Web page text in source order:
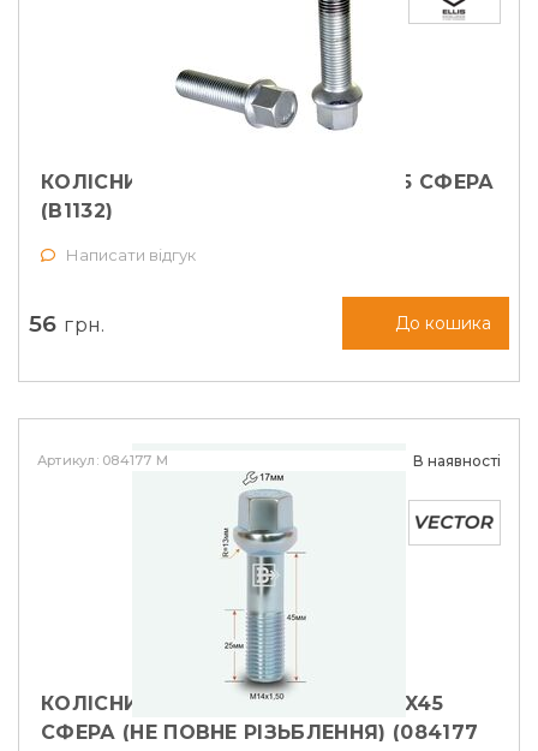
КОЛІСНИЙ БОЛТ ELLIS M14X1,5X45 СФЕРА
(B1132)
Написати відгук
56 грн. До кошика
Артикул: 084177 M В наявності
КОЛІСНИЙ БОЛТ VECTOR M14X1,5X45
СФЕРА (НЕ ПОВНЕ РІЗЬБЛЕННЯ) (084177